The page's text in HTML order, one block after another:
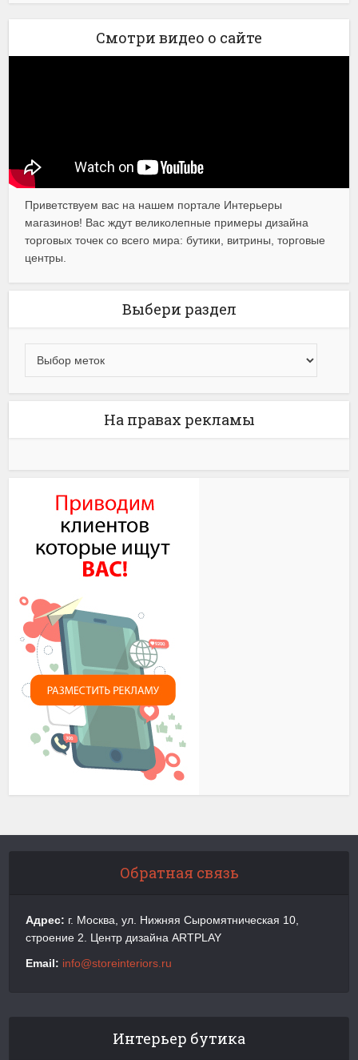
Смотри видео о сайте
Приветствуем вас на нашем портале Интерьеры
магазинов! Вас ждут великолепные примеры дизайна
торговых точек со всего мира: бутики, витрины, торговые
центры.
Выбери раздел
На правах рекламы
Обратная связь
Адрес: г. Москва, ул. Нижняя Сыромятническая 10,
строение 2. Центр дизайна ARTPLAY
Email: info@storeinteriors.ru
Интерьер бутика